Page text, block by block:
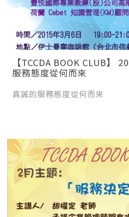
【TCCDA BOOK CLUB】
服務態度從何而來
真誠的服務態度從何而來